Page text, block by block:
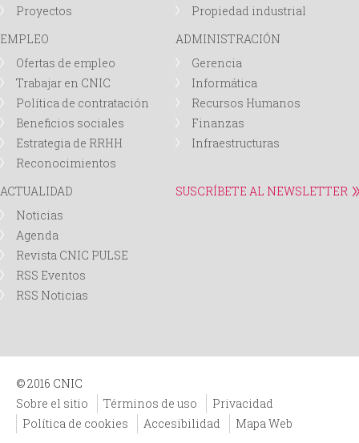
Proyectos
Propiedad industrial
EMPLEO
Ofertas de empleo
Trabajar en CNIC
Política de contratación
Beneficios sociales
Estrategia de RRHH
Reconocimientos
ADMINISTRACIÓN
Gerencia
Informática
Recursos Humanos
Finanzas
Infraestructuras
ACTUALIDAD
Noticias
Agenda
Revista CNIC PULSE
RSS Eventos
RSS Noticias
SUSCRÍBETE AL NEWSLETTER
© 2016 CNIC
Sobre el sitio
Términos de uso
Privacidad
Política de cookies
Accesibilidad Mapa Web